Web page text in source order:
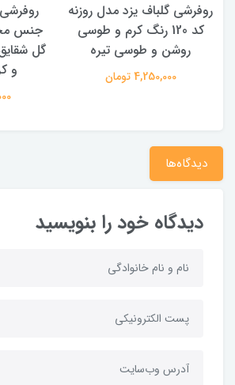
روفرشی گلباف یزد مدل روزنه
کد 120 رنگ کرم و طوسی
روشن و طوسی تیره
4,250,000 تومان
جنس
و
دیدگاه‌ها
دیدگاه خود را بنویسید